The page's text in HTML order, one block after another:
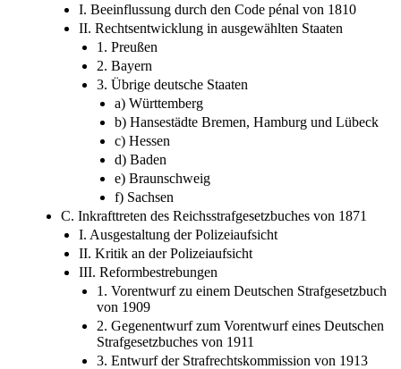
I. Beeinflussung durch den Code pénal von 1810
II. Rechtsentwicklung in ausgewählten Staaten
1. Preußen
2. Bayern
3. Übrige deutsche Staaten
a) Württemberg
b) Hansestädte Bremen, Hamburg und Lübeck
c) Hessen
d) Baden
e) Braunschweig
f) Sachsen
C. Inkrafttreten des Reichsstrafgesetzbuches von 1871
I. Ausgestaltung der Polizeiaufsicht
II. Kritik an der Polizeiaufsicht
III. Reformbestrebungen
1. Vorentwurf zu einem Deutschen Strafgesetzbuch
von 1909
2. Gegenentwurf zum Vorentwurf eines Deutschen
Strafgesetzbuches von 1911
3. Entwurf der Strafrechtskommission von 1913